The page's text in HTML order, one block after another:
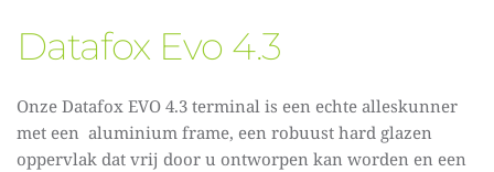
Datafox Evo 4.3
Onze Datafox EVO 4.3 terminal is een echte alleskunner
met een  aluminium frame, een robuust hard glazen
oppervlak dat vrij door u ontworpen kan worden en een